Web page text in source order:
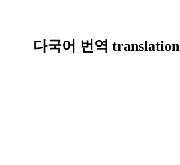
다국어 번역 translation